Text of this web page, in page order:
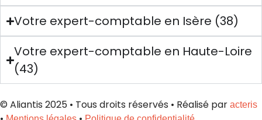
Votre expert-comptable en Isère (38)
Votre expert-comptable en Haute-Loire
(43)
© Aliantis 2025 • Tous droits réservés • Réalisé par acteris